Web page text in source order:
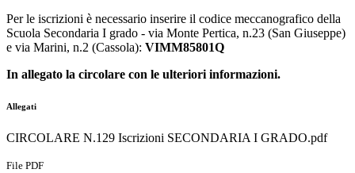
Per le iscrizioni è necessario inserire il codice meccanografico della
Scuola Secondaria I grado - via Monte Pertica, n.23 (San Giuseppe)
e via Marini, n.2 (Cassola): VIMM85801Q
In allegato la circolare con le ulteriori informazioni.
Allegati
CIRCOLARE N.129 Iscrizioni SECONDARIA I GRADO.pdf
File PDF